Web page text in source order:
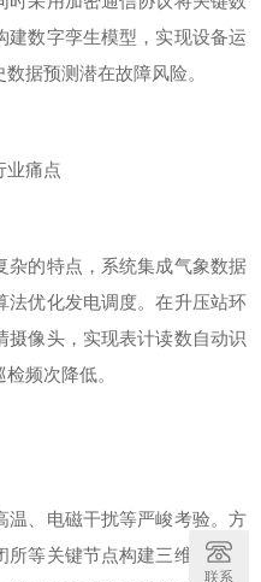
建数字孪生模型，实现设备运
据预测潜在故障风险。
业痛点
杂的特点，系统集成气象数据
法优化发电调度。在升压站环
摄像头，实现表计读数自动识
频次降低。
温、电磁干扰等严峻考验。方
等关键节点构建三维电场监
联系